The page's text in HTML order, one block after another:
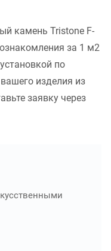
камень Tristone F-
за 1 м2
по
изделия из
заявку через